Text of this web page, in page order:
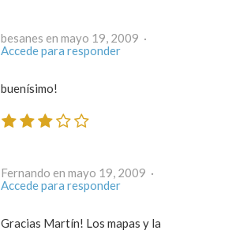
besanes en mayo 19, 2009 ·
Accede para responder
buenísimo!
Fernando en mayo 19, 2009 ·
Accede para responder
Gracias Martín! Los mapas y la